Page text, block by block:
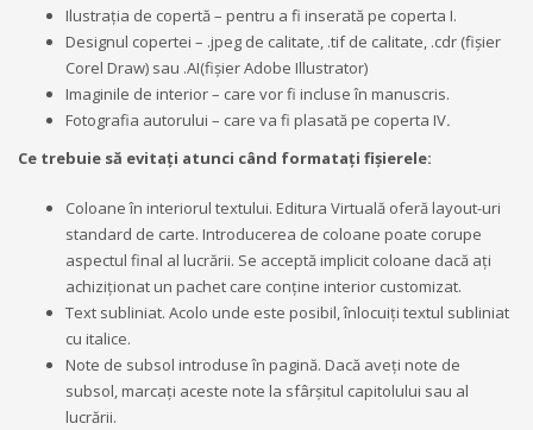
Ilustrația de copertă – pentru a fi inserată pe coperta I.
Designul copertei – .jpeg de calitate, .tif de calitate, .cdr (fișier
Corel Draw) sau .AI(fișier Adobe Illustrator)
Imaginile de interior – care vor fi incluse în manuscris.
Fotografia autorului – care va fi plasată pe coperta IV.
Ce trebuie să evitați atunci când formatați fișierele:
Coloane în interiorul textului. Editura Virtuală oferă layout-uri
standard de carte. Introducerea de coloane poate corupe
aspectul final al lucrării. Se acceptă implicit coloane dacă ați
achiziționat un pachet care conține interior customizat.
Text subliniat. Acolo unde este posibil, înlocuiți textul subliniat
cu italice.
Note de subsol introduse în pagină. Dacă aveți note de
subsol, marcați aceste note la sfârșitul capitolului sau al
lucrării.